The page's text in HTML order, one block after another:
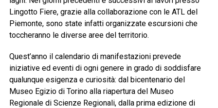
Lingotto Fiere, grazie alla collaborazione con le ATL del
Piemonte, sono state infatti organizzate escursioni che
toccheranno le diverse aree del territorio.
Quest’anno il calendario di manifestazioni prevede
iniziative ed eventi di ogni genere in grado di soddisfare
qualunque esigenza e curiosità: dal bicentenario del
Museo Egizio di Torino alla riapertura del Museo
Regionale di Scienze Regionali, dalla prima edizione di